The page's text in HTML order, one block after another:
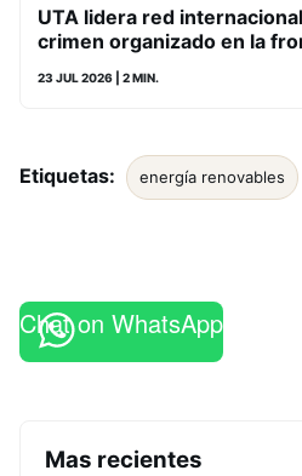
UTA lidera red
crimen organizado en la
23 JUL 2026 | 2 MIN.
Etiquetas: energía renovables
Chat on WhatsApp
Mas recientes